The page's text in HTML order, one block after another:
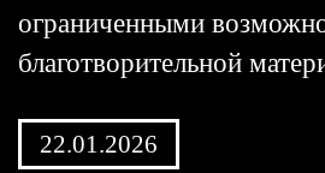
ограниченными
благотворительной
22.01.2026